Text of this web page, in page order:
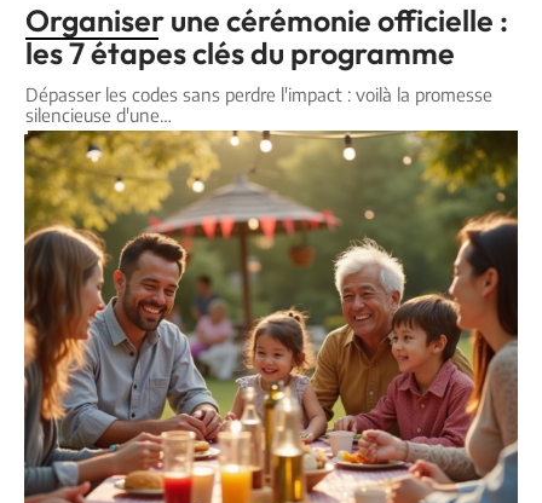
Organiser une cérémonie officielle :
les 7 étapes clés du programme
Dépasser les codes sans perdre l'impact : voilà la promesse
silencieuse d'une…